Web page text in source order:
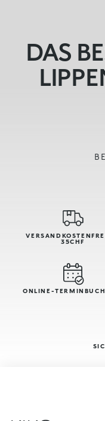
DAS
35CHF
ONLINE-